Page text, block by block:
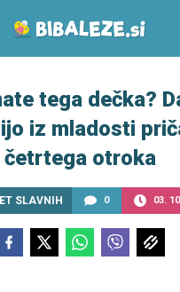
tega dečka?
iz mladosti
četrtega otroka
SLAVNIH 0 03.